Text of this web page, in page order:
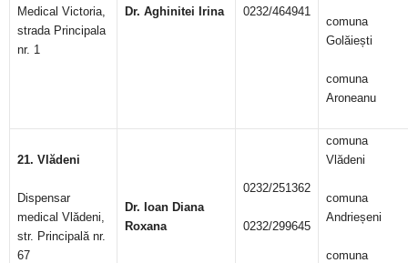
Medical Victoria,
strada Principala
nr. 1
Dr. Aghinitei Irina 0232/464941
comuna
Golăiești
comuna
Aroneanu
21. Vlădeni
Dispensar
medical Vlădeni,
str. Principală nr.
67
Dr. Ioan Diana
Roxana
0232/251362
0232/299645
comuna
Vlădeni
comuna
Andrieșeni
comuna